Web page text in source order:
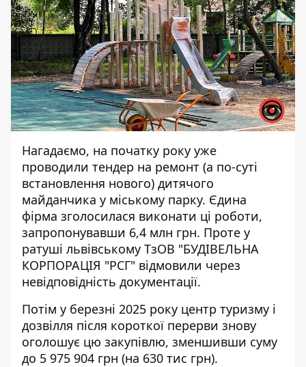
Нагадаємо, на початку року уже
проводили тендер на ремонт (а по-суті
встановлення нового) дитячого
майданчика у міському парку. Єдина
фірма зголосилася виконати ці роботи,
запропонувавши 6,4 млн грн. Проте у
ратуші львівському ТзОВ "БУДІВЕЛЬНА
КОРПОРАЦІЯ "РСГ" відмовили через
невідповідність документації.
Потім у березні 2025 року центр туризму і
дозвілля після короткої перерви знову
оголошує цю закупівлю, зменшивши суму
до 5 975 904 грн (на 630 тис грн).